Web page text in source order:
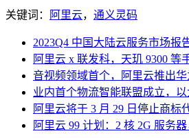
关键词： 阿里云， 通义灵码
2023Q4 中国大陆云服务市场报
阿里云 x 联发科，天玑 9300
音视频领域首个，阿里云推出
业内首个物流智能联盟成立，
阿里云将于 3 月 29 日停止商
阿里云 99 计划：2 核 2G 服务